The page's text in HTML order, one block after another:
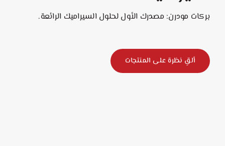
بركات مودرن: مصدرك الأول لحلول السيراميك الرائعة.
ألقِ نظرة على المنتجات